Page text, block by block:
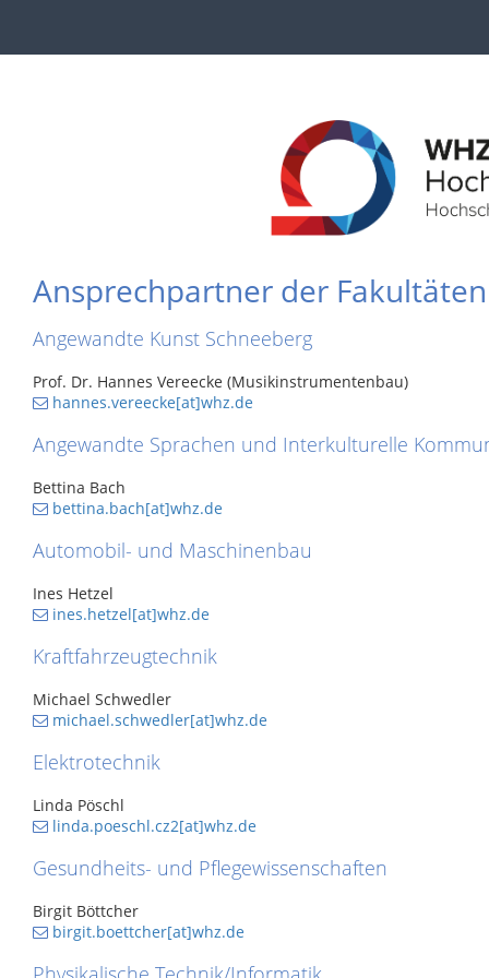
Ansprechpartner der Fakultäten
Angewandte Kunst Schneeberg
Prof. Dr. Hannes Vereecke (Musikinstrumentenbau)
hannes.vereecke[at]whz.de
Angewandte Sprachen und Interkulturelle
Bettina Bach
bettina.bach[at]whz.de
Automobil- und Maschinenbau
Ines Hetzel
ines.hetzel[at]whz.de
Kraftfahrzeugtechnik
Michael Schwedler
michael.schwedler[at]whz.de
Elektrotechnik
Linda Pöschl
linda.poeschl.cz2[at]whz.de
Gesundheits- und Pflegewissenschaften
Birgit Böttcher
birgit.boettcher[at]whz.de